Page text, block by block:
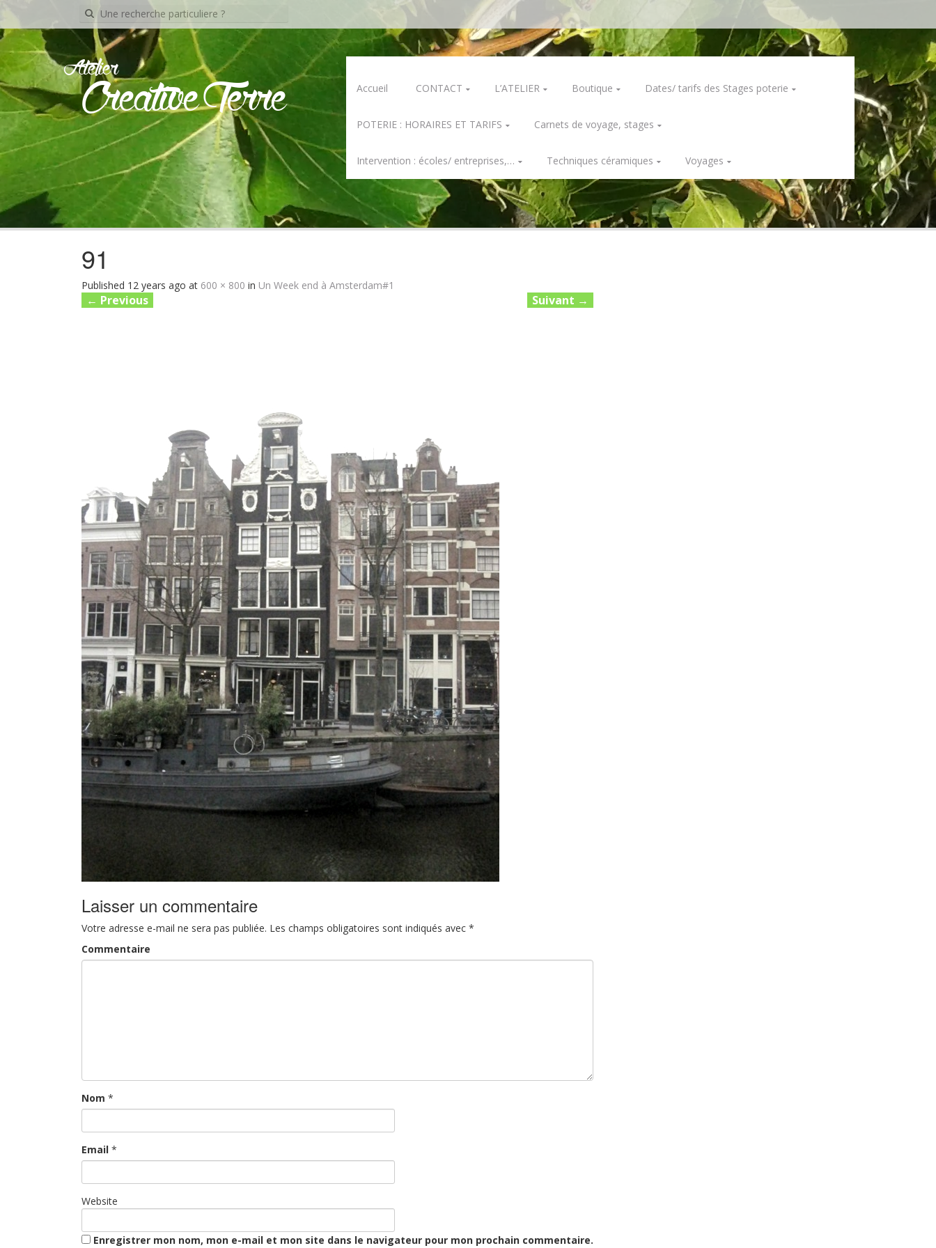
Recherche
pour:
Atelier
Creative Terre
Skip
Accueil CONTACT L’ATELIER Boutique Dates/ tarifs des Stages poterie
POTERIE : HORAIRES ET TARIFS Carnets de voyage, stages
Intervention : écoles/ entreprises,… Techniques céramiques Voyages
91
Published 12 years ago at 600 × 800 in Un Week end à Amsterdam#1
← Previous Suivant →
Laisser un commentaire
Votre adresse e-mail ne sera pas publiée. Les champs obligatoires sont indiqués avec *
Commentaire
Nom *
Email *
Website
Enregistrer mon nom, mon e-mail et mon site dans le navigateur pour mon prochain commentaire.